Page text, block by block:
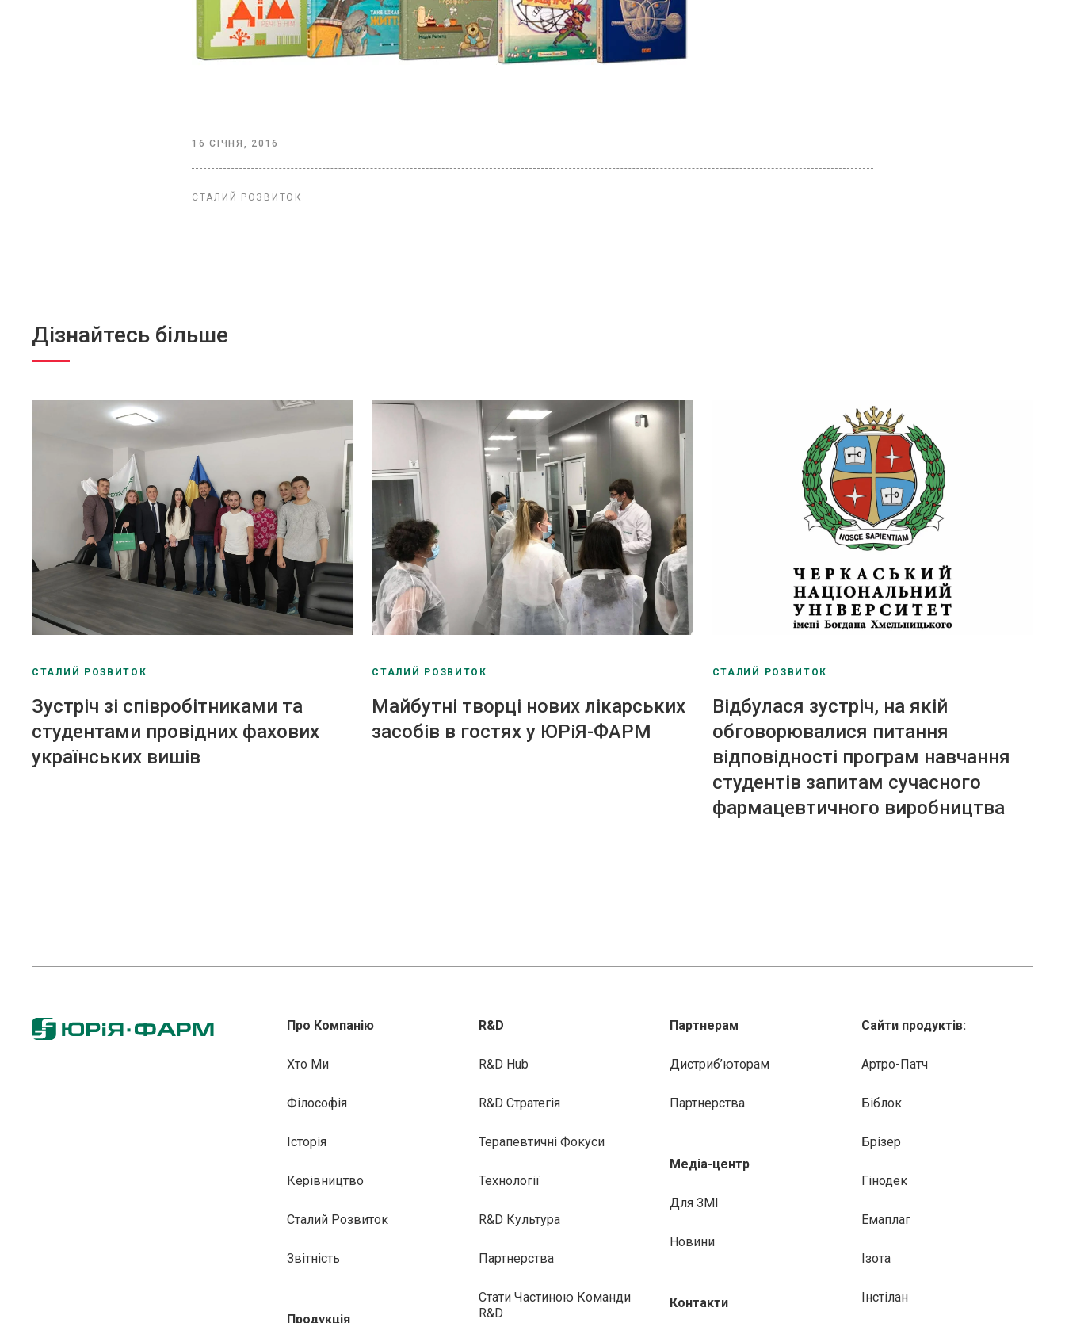
16 СІЧНЯ, 2016
СТАЛИЙ РОЗВИТОК
Дізнайтесь більше
СТАЛИЙ РОЗВИТОК
Зустріч зі співробітниками та
студентами провідних фахових
українських вишів
СТАЛИЙ РОЗВИТОК
Майбутні творці нових лікарських
засобів в гостях у ЮРіЯ-ФАРМ
СТАЛИЙ РОЗВИТОК
Відбулася зустріч, на якій
обговорювалися питання
відповідності програм навчання
студентів запитам сучасного
фармацевтичного виробництва
Про Компанію
Хто Ми
Філософія
Історія
Керівництво
Сталий Розвиток
Звітність
Продукція
R&D
R&D Hub
R&D Стратегія
Терапевтичні Фокуси
Технології
R&D Культура
Партнерства
Стати Частиною Команди
R&D
Партнерам
Дистриб’юторам
Партнерства
Медіа-центр
Для ЗМІ
Новини
Контакти
Сайти продуктів:
Артро-Патч
Біблок
Брізер
Гінодек
Емаплаг
Ізота
Інстілан